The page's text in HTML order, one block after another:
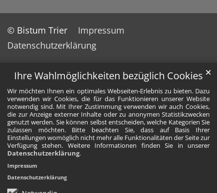
Ihre Wahlmöglichkeiten bezüglich Cookies
Wir möchten Ihnen ein optimales Webseiten-Erlebnis zu bieten. Dazu
verwenden wir Cookies, die für das Funktionieren unserer Website
notwendig sind. Mit Ihrer Zustimmung verwenden wir auch Cookies,
die zur Anzeige externer Inhalte oder zu anonymen Statistikzwecken
genutzt werden. Sie können selbst entscheiden, welche Kategorien Sie
zulassen möchten. Bitte beachten Sie, dass auf Basis Ihrer
Einstellungen womöglich nicht mehr alle Funktionalitäten der Seite zur
Verfügung stehen. Weitere Informationen finden Sie in unserer
Datenschutzerklärung.
✕
Impressum
Datenschutzerklärung
© Bistum Trier
Impressum
Datenschutzerklärung